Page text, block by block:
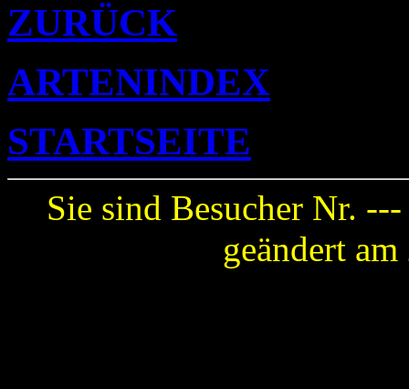
ZURÜCK
ARTENINDEX
STARTSEITE
Sie sind Besucher Nr.
geändert